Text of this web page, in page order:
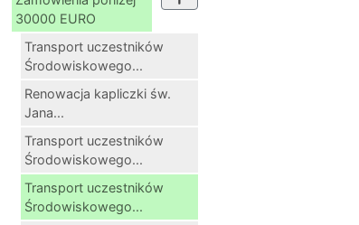
30000 EURO
Transport uczestników
Środowiskowego...
Renowacja kapliczki św.
Jana...
Transport uczestników
Środowiskowego...
Transport uczestników
Środowiskowego...